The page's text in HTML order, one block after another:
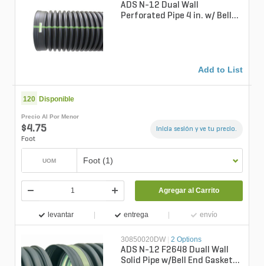
ADS N-12 Dual Wall
Perforated Pipe 4 in. w/ Bell
Add to List
120 Disponible
Precio Al Por Menor
$4.75
Foot
Inicia sesión y ve tu precio.
UOM Foot (1)
Agregar al Carrito
levantar entrega envío
30850020DW | 2 Options
ADS N-12 F2648 Duall Wall
Solid Pipe w/Bell End Gasket